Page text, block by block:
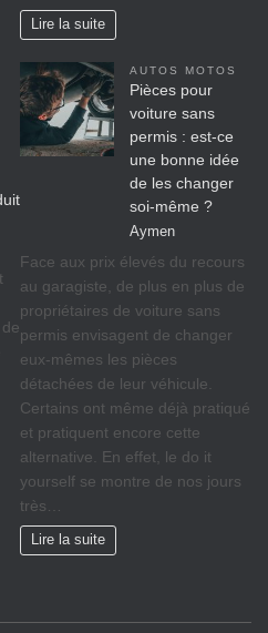
Lire la suite
AUTOS MOTOS
Pièces pour
voiture sans
permis : est-ce
une bonne idée
de les changer
soi-même ?
Aymen
Face aux prix élevés du recours
au garagiste, de plus en plus de
propriétaires de voiture sans
permis envisagent de changer
eux-mêmes les pièces
détachées de leur véhicule.
Certains ont même déjà pratiqué
et pratiquent encore cette
alternative. En effet, le do it
yourself se montre de nos jours
très…
Lire la suite